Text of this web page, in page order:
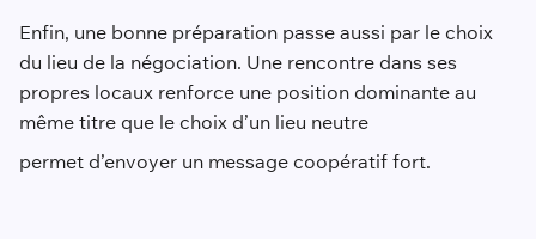
Enfin, une bonne préparation passe aussi par le choix
du lieu de la négociation. Une rencontre dans ses
propres locaux renforce une position dominante au
même titre que le choix d’un lieu neutre
permet d’envoyer un message coopératif fort.